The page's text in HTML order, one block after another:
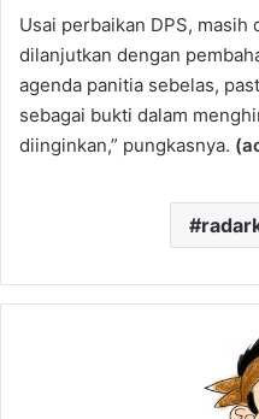
Usai perbaikan DPS, masih
dilanjutkan dengan
agenda panitia sebelas,
sebagai bukti dalam
diinginkan,” pungkasnya.